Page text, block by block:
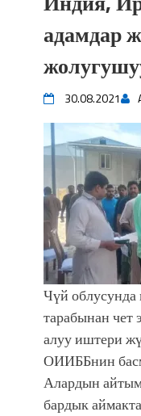
адамдар
30.08.2021
Чүй
тарабынан чет
алуу иштери
ОИИББнин
Алардын
бардык